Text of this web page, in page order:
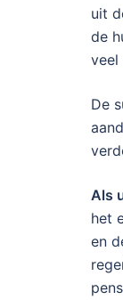
uit
de
veel
De
Als
het
en